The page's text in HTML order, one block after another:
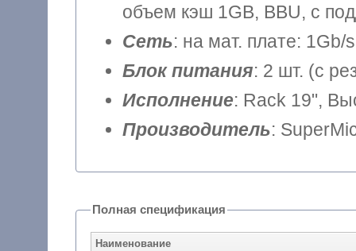
объем кэш 1GB, BBU, с
Сеть: на мат. плате: 1Gb/
Блок питания: 2 шт. (с
Исполнение: Rack 19",
Производитель:
Полная спецификация
Наименование